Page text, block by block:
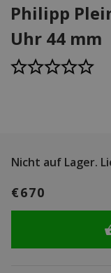
Philipp
Uhr 44 mm
Nicht auf Lager.
€670